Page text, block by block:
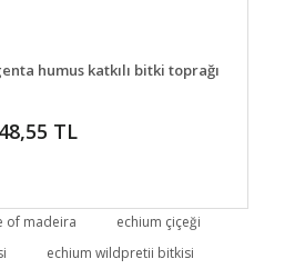
SEPETE EKLE
humus katkılı bitki toprağı
TL
of madeira
echium çiçeği
echium wildpretii bitkisi